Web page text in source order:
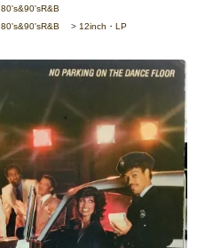
80's&90'sR&B
80's&90'sR&B > 12inch・LP